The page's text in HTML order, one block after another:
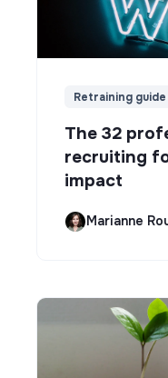
Retraining guide
The 32
recruiting
impact
Marianne